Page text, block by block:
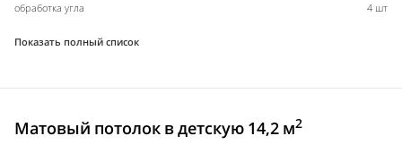
обработка угла 4 шт
Показать полный список
Матовый потолок в детскую 14,2 м2